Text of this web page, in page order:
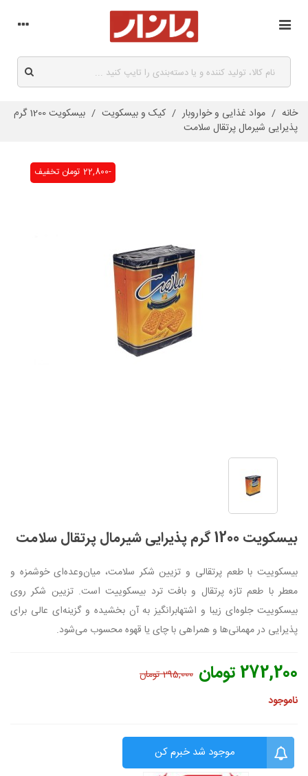
خانه / مواد غذایی و خواروبار / کیک و بیسکویت /
بیسکویت 1200 گرم
پذیرایی شیرمال پرتقال سلامت
تخفیف -22,800 تومان
بیسکویت 1200 گرم پذیرایی شیرمال پرتقال سلامت
بیسکوییت با طعم پرتقالی و تزیین شکر سلامت، میان‌وعده‌ای خوشمزه و
معطر با طعم تازه پرتقال و بافت ترد بیسکوییت است. تزیین شکر روی
بیسکوییت جلوه‌ای زیبا و اشتها‌برانگیز به آن بخشیده و گزینه‌ای عالی برای
پذیرایی در مهمانی‌ها و همراهی با چای یا قهوه محسوب می‌شود.
272,200 تومان
295,000 تومان
ناموجود
موجود شد خبرم کن